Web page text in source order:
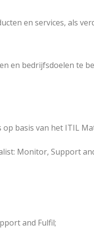
en services, als
en bedrijfsdoelen te
basis van het ITIL
Monitor, Support
and Fulfil;